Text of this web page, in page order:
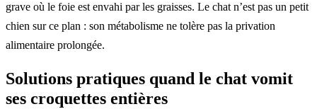
grave où le foie est envahi par les graisses. Le chat n’est pas un petit
chien sur ce plan : son métabolisme ne tolère pas la privation
alimentaire prolongée.
Solutions pratiques quand le chat vomit
ses croquettes entières